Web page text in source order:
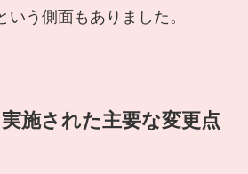
う側面もありました。
施された主要な変更点